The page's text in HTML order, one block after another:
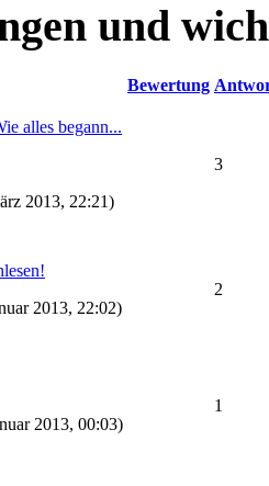
und
Bewertung
alles begann...
2013, 22:21)
3
2013, 22:02)
2
2013, 00:03)
1